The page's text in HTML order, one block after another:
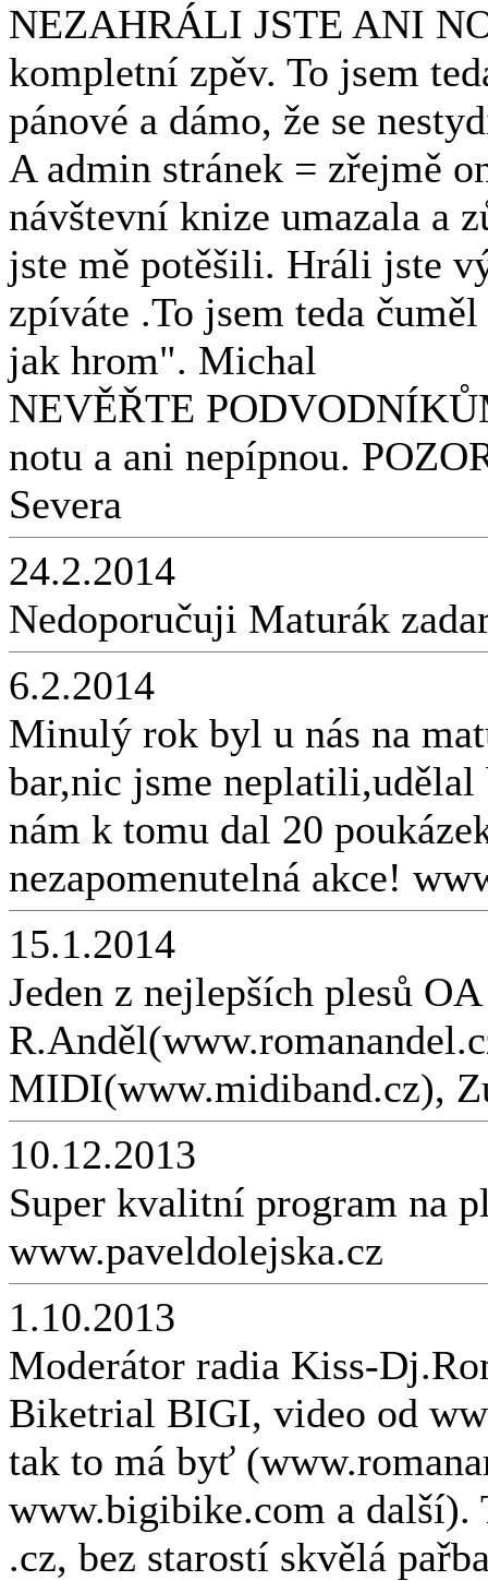
NEZAHRÁLI JSTE ANI
kompletní zpěv. To jsem
pánové a dámo, že se
A admin stránek = zřejmě
návštevní knize umazala a
jste mě potěšili. Hráli jste
zpíváte .To jsem teda
jak hrom". Michal
NEVĚŘTE
notu a ani nepípnou.
Severa
24.2.2014
Nedoporučuji Maturák
6.2.2014
Minulý rok byl u nás na
bar,nic jsme neplatili,udělal
nám k tomu dal 20
nezapomenutelná akce!
15.1.2014
Jeden z nejlepších plesů
MIDI(www.midiband.cz),
10.12.2013
Super kvalitní program na
www.paveldolejska.cz
1.10.2013
Moderátor radia Kiss-
Biketrial BIGI, video od
tak to má byť
www.bigibike.com a další).
.cz, bez starostí skvělá